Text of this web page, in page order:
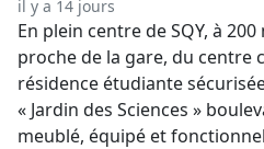
il y a 14 jours
En plein centre de SQY, à
proche de la gare, du centre
résidence étudiante
« Jardin des Sciences »
meublé, équipé et